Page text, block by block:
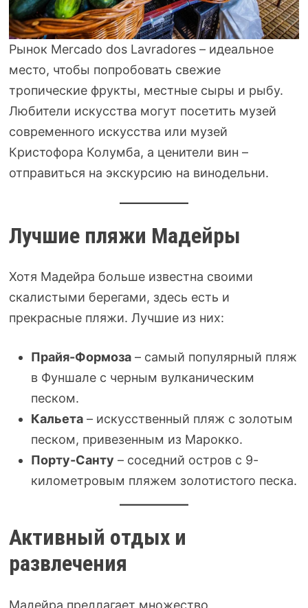
Рынок Mercado dos Lavradores – идеальное
место, чтобы попробовать свежие
тропические фрукты, местные сыры и рыбу.
Любители искусства могут посетить музей
современного искусства или музей
Кристофора Колумба, а ценители вин –
отправиться на экскурсию на винодельни.
Лучшие пляжи Мадейры
Хотя Мадейра больше известна своими
скалистыми берегами, здесь есть и
прекрасные пляжи. Лучшие из них:
Прайя-Формоза– самый популярный пляж
в Фуншале с черным вулканическим
песком.
Кальета– искусственный пляж с золотым
песком, привезенным из Марокко.
Порту-Санту – соседний остров с 9-
километровым пляжем золотистого песка.
Активный отдых и
развлечения
Мадейра предлагает множество